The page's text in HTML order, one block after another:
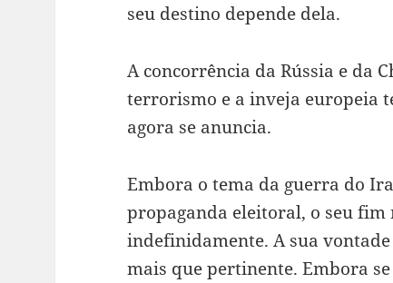
seu destino depende dela.
A concorrência da Rússia e da
terrorismo e a inveja europeia
agora se anuncia.
Embora o tema da guerra do
propaganda eleitoral, o seu fim
indefinidamente. A sua
mais que pertinente. Embora